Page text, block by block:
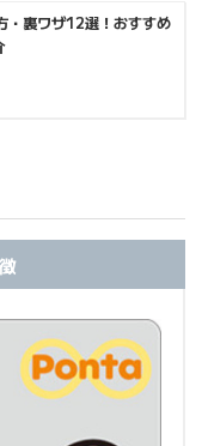
・裏ワザ12選！おすすめ